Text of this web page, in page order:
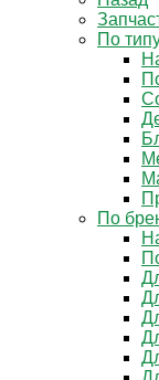
По
По